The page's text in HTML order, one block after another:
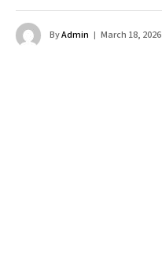
ByAdmin March 18, 2026